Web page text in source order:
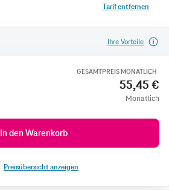
Tarif entfernen
Ihre Vorteile
GESAMTPREIS MONATLICH
55,45 €
Monatlich
In den Warenkorb
Preisübersicht anzeigen